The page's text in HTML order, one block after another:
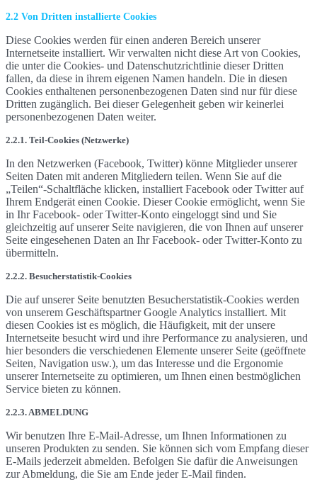
2.2 Von Dritten installierte Cookies
Diese Cookies werden für einen anderen Bereich unserer
Internetseite installiert. Wir verwalten nicht diese Art von Cookies,
die unter die Cookies- und Datenschutzrichtlinie dieser Dritten
fallen, da diese in ihrem eigenen Namen handeln. Die in diesen
Cookies enthaltenen personenbezogenen Daten sind nur für diese
Dritten zugänglich. Bei dieser Gelegenheit geben wir keinerlei
personenbezogenen Daten weiter.
2.2.1. Teil-Cookies (Netzwerke)
In den Netzwerken (Facebook, Twitter) könne Mitglieder unserer
Seiten Daten mit anderen Mitgliedern teilen. Wenn Sie auf die
„Teilen“-Schaltfläche klicken, installiert Facebook oder Twitter auf
Ihrem Endgerät einen Cookie. Dieser Cookie ermöglicht, wenn Sie
in Ihr Facebook- oder Twitter-Konto eingeloggt sind und Sie
gleichzeitig auf unserer Seite navigieren, die von Ihnen auf unserer
Seite eingesehenen Daten an Ihr Facebook- oder Twitter-Konto zu
übermitteln.
2.2.2. Besucherstatistik-Cookies
Die auf unserer Seite benutzten Besucherstatistik-Cookies werden
von unserem Geschäftspartner Google Analytics installiert. Mit
diesen Cookies ist es möglich, die Häufigkeit, mit der unsere
Internetseite besucht wird und ihre Performance zu analysieren, und
hier besonders die verschiedenen Elemente unserer Seite (geöffnete
Seiten, Navigation usw.), um das Interesse und die Ergonomie
unserer Internetseite zu optimieren, um Ihnen einen bestmöglichen
Service bieten zu können.
2.2.3. ABMELDUNG
Wir benutzen Ihre E-Mail-Adresse, um Ihnen Informationen zu
unseren Produkten zu senden. Sie können sich vom Empfang dieser
E-Mails jederzeit abmelden. Befolgen Sie dafür die Anweisungen
zur Abmeldung, die Sie am Ende jeder E-Mail finden.